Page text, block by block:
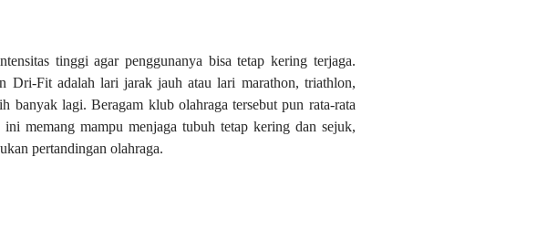
tinggi agar penggunanya bisa tetap kering terjaga.
Dri-Fit adalah lari jarak jauh atau lari marathon, triathlon,
banyak lagi. Beragam klub olahraga tersebut pun rata-rata
memang mampu menjaga tubuh tetap kering dan sejuk,
pertandingan olahraga.